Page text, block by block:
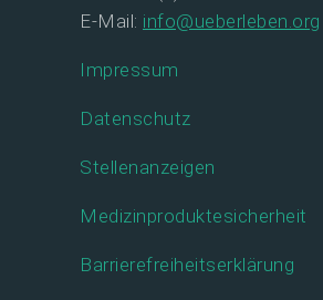
E-Mail: info@ueberleben.org
Impressum
Datenschutz
Stellenanzeigen
Medizinproduktesicherheit
Barrierefreiheitserklärung